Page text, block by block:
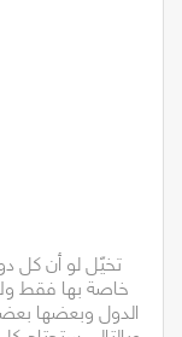
تخيّل لو أن كل
خاصة بها فقط
الدول وبعضها